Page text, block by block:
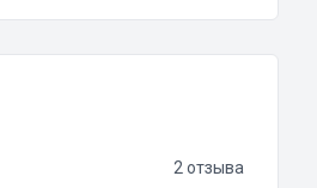
2 отзыва